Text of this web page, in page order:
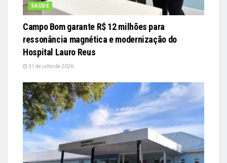
SAÚDE
Campo Bom garante R$ 12 milhões para
ressonância magnética e modernização do
Hospital Lauro Reus
31 de julho de 2026